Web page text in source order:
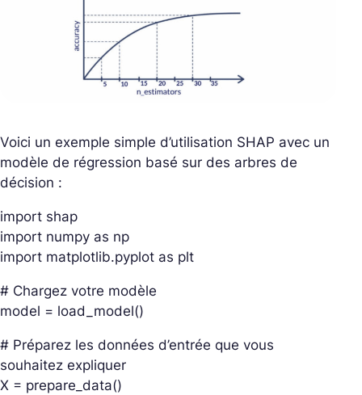
Voici un exemple simple d’utilisation SHAP avec un
modèle de régression basé sur des arbres de
décision :
import shap
import numpy as np
import matplotlib.pyplot as plt
# Chargez votre modèle
model = load_model()
# Préparez les données d’entrée que vous
souhaitez expliquer
X = prepare_data()